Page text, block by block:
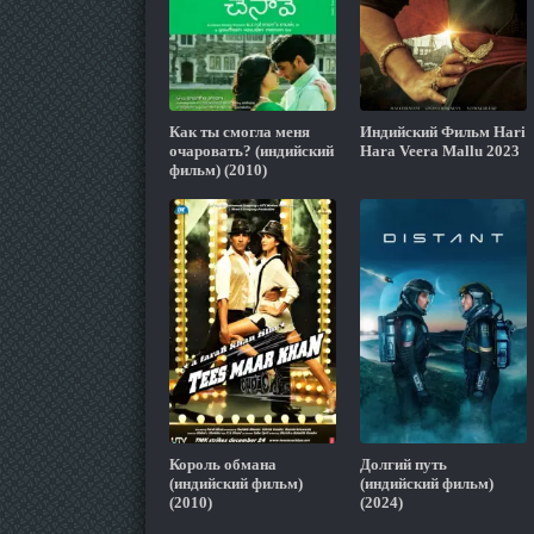
Как ты смогла меня
очаровать? (индийский
фильм) (2010)
Индийский Фильм Hari
Hara Veera Mallu 2023
Король обмана
(индийский фильм)
(2010)
Долгий путь
(индийский фильм)
(2024)